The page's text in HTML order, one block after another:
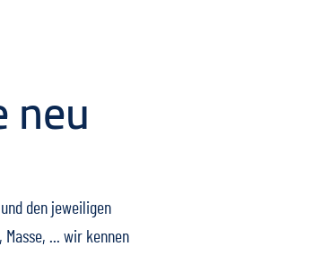
neu
den jeweiligen
Masse, ... wir kennen